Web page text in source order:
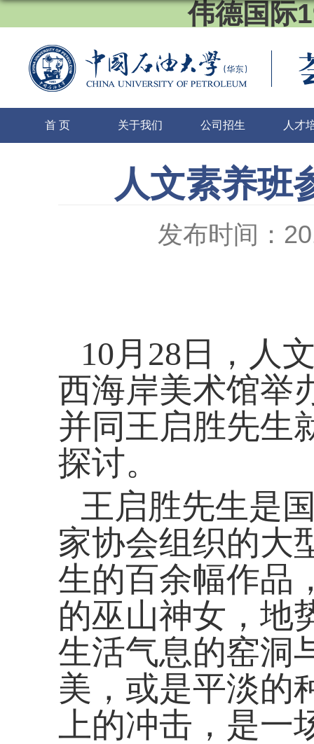
伟德国际
首 页 关于我们 公司招生 人才
人文素养班
发布时间：
10月 28 日，人
西海岸美术馆举
并同王启胜先生
探讨。
王启胜先生是
家协会组织的大
生的百余幅作品
的巫山神女，地
生活气息的窑洞
美，或是平淡的
上的冲击，是一